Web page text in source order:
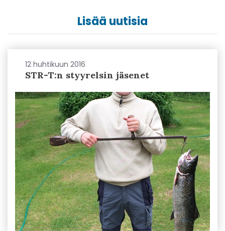
Lisää uutisia
12 huhtikuun 2016
STR-T:n styyrelsin jäsenet